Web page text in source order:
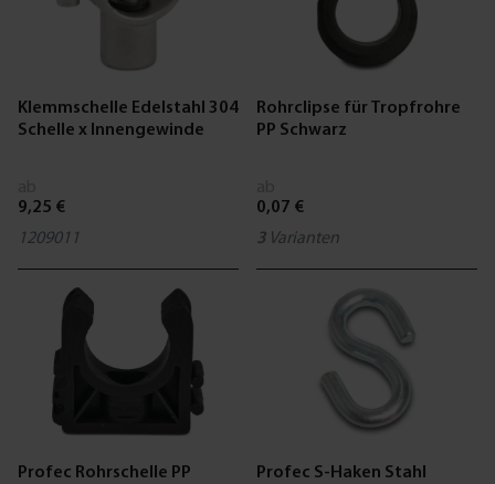
Klemmschelle Edelstahl 304
Schelle x Innengewinde
9,25 €
1209011
Rohrclipse für Tropfrohre
PP Schwarz
0,07 €
3 Varianten
Profec Rohrschelle PP
Profec S-Haken Stahl